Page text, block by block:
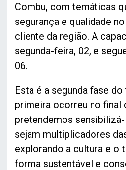
Combu, com temáticas
segurança e qualidade
cliente da região. A
segunda-feira, 02, e
06.
Esta é a segunda fase
primeira ocorreu no final
pretendemos
sejam multiplicadores
explorando a cultura e o
forma sustentável e